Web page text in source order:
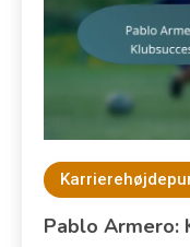
Pablo